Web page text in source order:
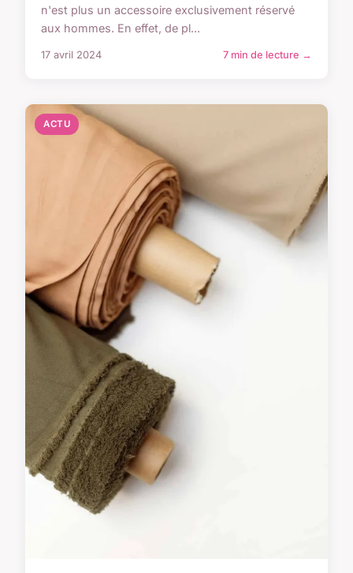
n'est plus un accessoire exclusivement réservé
aux hommes. En effet, de pl...
17 avril 2024 7 min de lecture →
ACTU